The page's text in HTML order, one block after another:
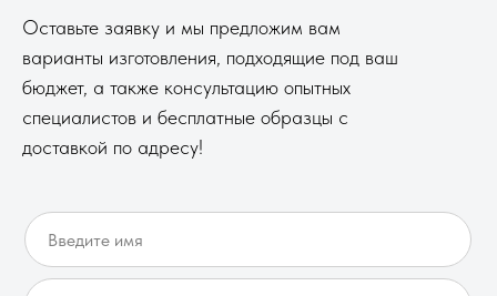
Оставьте заявку и мы предложим вам
варианты изготовления, подходящие под ваш
бюджет, а также консультацию опытных
специалистов и бесплатные образцы с
доставкой по адресу!